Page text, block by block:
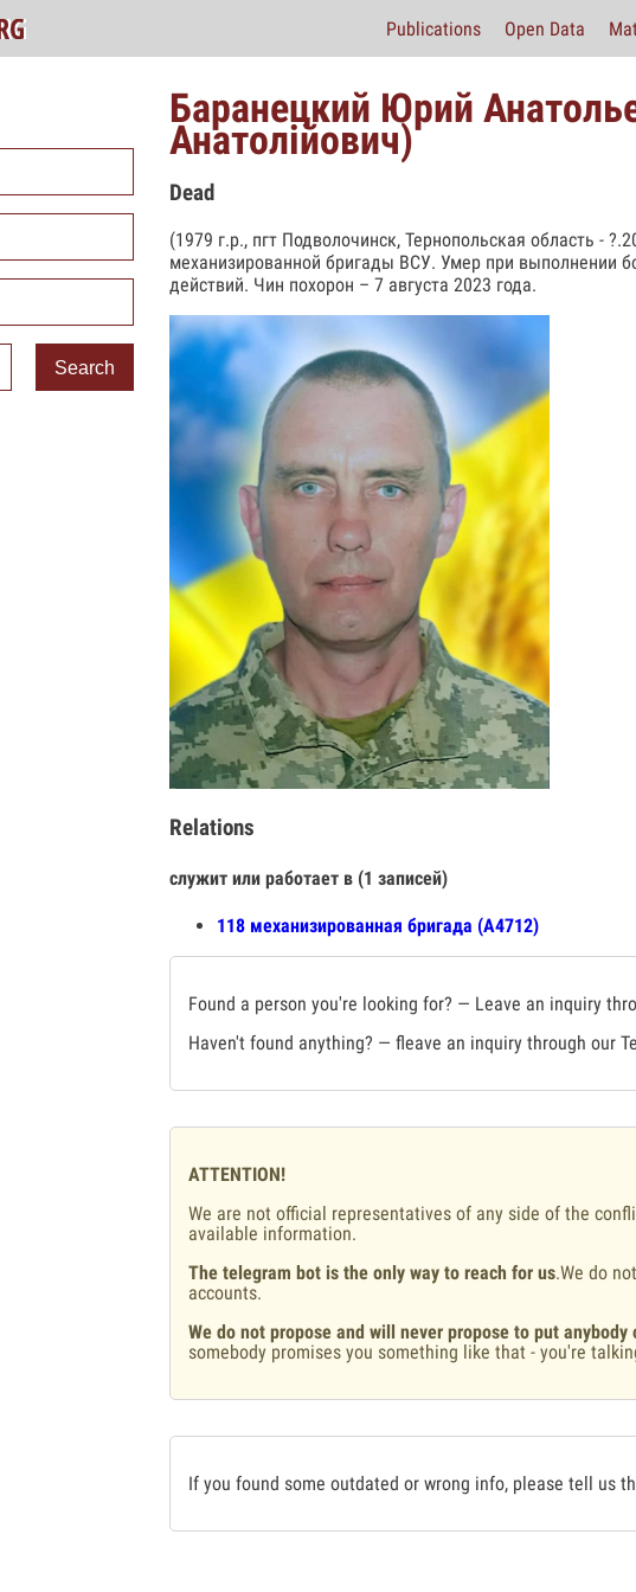
Publications Open Data
Search
Баранецкий Юрий
Анатолійович)
Dead
(1979 г.р., пгт Подволочинск, Тернопольская область -
механизированной бригады ВСУ. Умер при выполнении
действий. Чин похорон – 7 августа 2023 года.
Relations
служит или работает в (1 записей)
118 механизированная бригада (А4712)
Found a person you're looking for? — Leave an inquiry
Haven't found anything? — fleave an inquiry through our
ATTENTION!
We are not official representatives of any side of the
available information.
The telegram bot is the only way to reach for us.We do
accounts.
We do not propose and will never propose to put
somebody promises you something like that - you're
If you found some outdated or wrong info, please tell us